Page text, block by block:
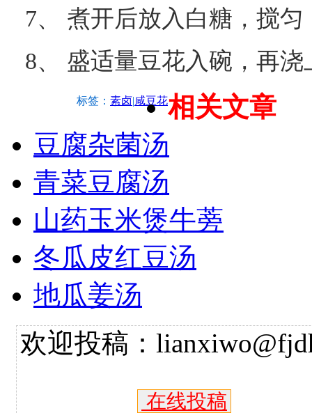
7、 煮开后放入白糖，搅
8、 盛适量豆花入碗，再
标签： 素卤|咸豆花相关文章
豆腐杂菌汤
青菜豆腐汤
山药玉米煲牛蒡
冬瓜皮红豆汤
地瓜姜汤
欢迎投稿：
在线投稿